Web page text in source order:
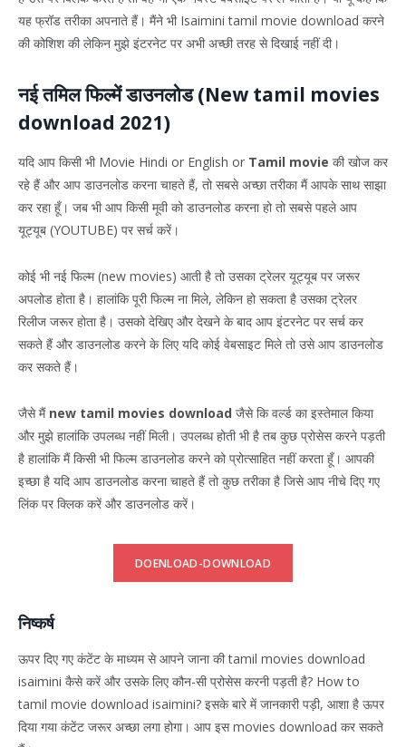
यह फ्रॉड तरीका अपनाते हैं। मैंने भी Isaimini tamil movie download करने
की कोशिश की लेकिन मुझे इंटरनेट पर अभी अच्छी तरह से दिखाई नहीं दी।
नई तमिल फिल्में डाउनलोड (New tamil movies
download 2021)
यदि आप किसी भी Movie Hindi or English or Tamil movie की खोज कर
रहे हैं और आप डाउनलोड करना चाहते हैं, तो सबसे अच्छा तरीका मैं आपके साथ साझा
कर रहा हूँ। जब भी आप किसी मूवी को डाउनलोड करना हो तो सबसे पहले आप
यूट्यूब (YOUTUBE) पर सर्च करें।
कोई भी नई फिल्म (new movies) आती है तो उसका ट्रेलर यूट्यूब पर जरूर
अपलोड होता है। हालांकि पूरी फिल्म ना मिले, लेकिन हो सकता है उसका ट्रेलर
रिलीज जरूर होता है। उसको देखिए और देखने के बाद आप इंटरनेट पर सर्च कर
सकते हैं और डाउनलोड करने के लिए यदि कोई वेबसाइट मिले तो उसे आप डाउनलोड
कर सकते हैं।
जैसे मैं new tamil movies download जैसे कि वर्ल्ड का इस्तेमाल किया
और मुझे हालांकि उपलब्ध नहीं मिली। उपलब्ध होती भी है तब कुछ प्रोसेस करने पड़ती
है हालांकि मैं किसी भी फिल्म डाउनलोड करने को प्रोत्साहित नहीं करता हूँ। आपकी
इच्छा है यदि आप डाउनलोड करना चाहते हैं तो कुछ तरीका है जिसे आप नीचे दिए गए
लिंक पर क्लिक करें और डाउनलोड करें।
DOENLOAD-DOWNLOAD
निष्कर्ष
ऊपर दिए गए कंटेंट के माध्यम से आपने जाना की tamil movies download
isaimini कैसे करें और उसके लिए कौन-सी प्रोसेस करनी पड़ती है? How to
tamil movie download isaimini? इसके बारे में जानकारी पड़ी, आशा है ऊपर
दिया गया कंटेंट जरूर अच्छा लगा होगा। आप इस movies download कर सकते